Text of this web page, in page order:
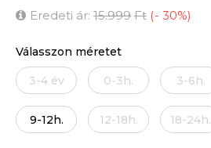
Eredeti ár: 15.999 Ft (- 30%)
Válasszon méretet
3-4 év 0-3h. 3-6h.
9-12h. 12-18h. 18-24h.